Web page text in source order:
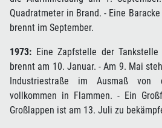
Quadratmeter in Brand. - Eine
brennt im September.
1973: Eine Zapfstelle der
brennt am 10. Januar. - Am 9. Mai
Industriestraße im Ausmaß
vollkommen in Flammen. - Ein
Großlappen ist am 13. Juli zu